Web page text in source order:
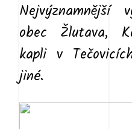
Nejvýznamnější
obec Žlutava,
kapli v
jiné.